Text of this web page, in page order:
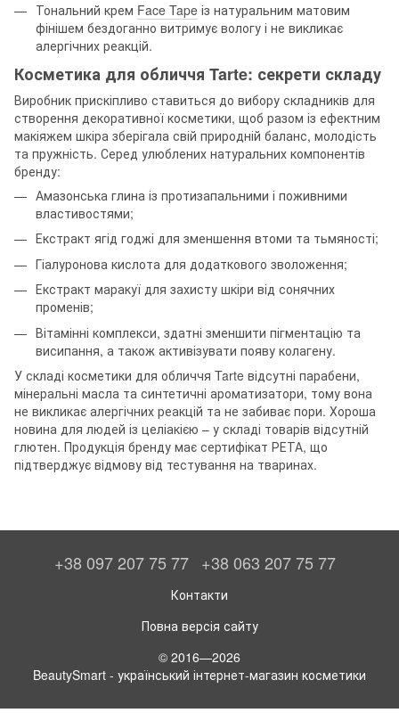
Тональний крем Face Tape із натуральним матовим
фінішем бездоганно витримує вологу і не викликає
алергічних реакцій.
Косметика для обличчя Tarte: секрети складу
Виробник прискіпливо ставиться до вибору складників для
створення декоративної косметики, щоб разом із ефектним
макіяжем шкіра зберігала свій природній баланс, молодість
та пружність. Серед улюблених натуральних компонентів
бренду:
Амазонська глина із протизапальними і поживними
властивостями;
Екстракт ягід годжі для зменшення втоми та тьмяності;
Гіалуронова кислота для додаткового зволоження;
Екстракт маракуї для захисту шкіри від сонячних
променів;
Вітамінні комплекси, здатні зменшити пігментацію та
висипання, а також активізувати появу колагену.
У складі косметики для обличчя Tarte відсутні парабени,
мінеральні масла та синтетичні ароматизатори, тому вона
не викликає алергічних реакцій та не забиває пори. Хороша
новина для людей із целіакією – у складі товарів відсутній
глютен. Продукція бренду має сертифікат РЕТА, що
підтверджує відмову від тестування на тваринах.
+38 097 207 75 77 +38 063 207 75 77
Контакти
Повна версія сайту
© 2016—2026
BeautySmart - український інтернет-магазин косметики